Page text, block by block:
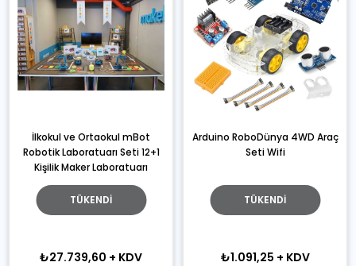
TÜKENDI
İlkokul ve Ortaokul mBot
Robotik Laboratuarı Seti 12+1
Kişilik Maker Laboratuarı
₺27.739,60 + KDV
TÜKENDI
Arduino RoboDünya 4WD Araç
Seti Wifi
₺1.091,25 + KDV